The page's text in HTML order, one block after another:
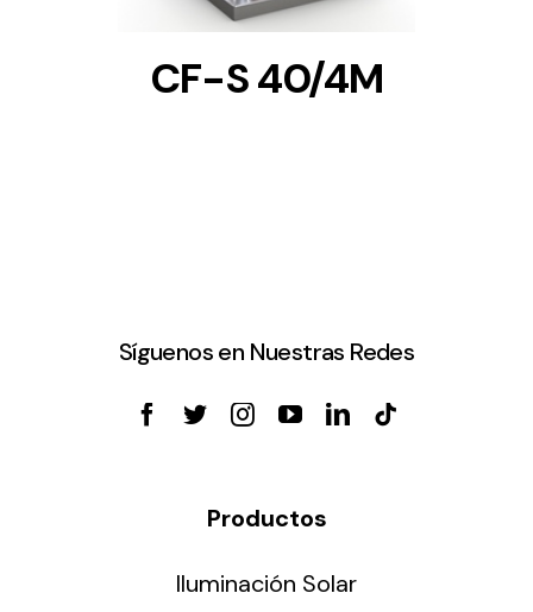
CF-S 40/4M
Síguenos en Nuestras Redes
Productos
Iluminación Solar